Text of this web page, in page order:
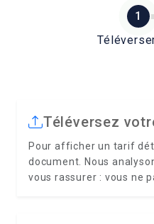
Téléversez
Pour afficher un tarif
document. Nous
vous rassurer : vous ne